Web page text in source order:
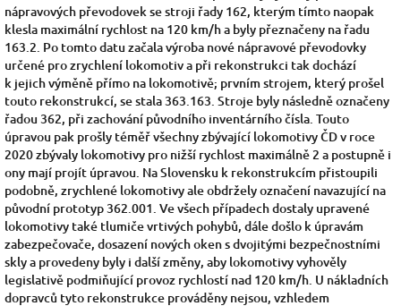
nápravových převodovek se stroji řady 162, kterým tímto naopak
klesla maximální rychlost na 120 km/h a byly přeznačeny na řadu
163.2. Po tomto datu začala výroba nové nápravové převodovky
určené pro zrychlení lokomotiv a při rekonstrukci tak dochází
k jejich výměně přímo na lokomotivě; prvním strojem, který prošel
touto rekonstrukcí, se stala 363.163. Stroje byly následně označeny
řadou 362, při zachování původního inventárního čísla. Touto
úpravou pak prošly téměř všechny zbývající lokomotivy ČD v roce
2020 zbývaly lokomotivy pro nižší rychlost maximálně 2 a postupně i
ony mají projít úpravou. Na Slovensku k rekonstrukcím přistoupili
podobně, zrychlené lokomotivy ale obdržely označení navazující na
původní prototyp 362.001. Ve všech případech dostaly upravené
lokomotivy také tlumiče vrtivých pohybů, dále došlo k úpravám
zabezpečovače, dosazení nových oken s dvojitými bezpečnostními
skly a provedeny byly i další změny, aby lokomotivy vyhověly
legislativě podmiňující provoz rychlostí nad 120 km/h. U nákladních
dopravců tyto rekonstrukce prováděny nejsou, vzhledem